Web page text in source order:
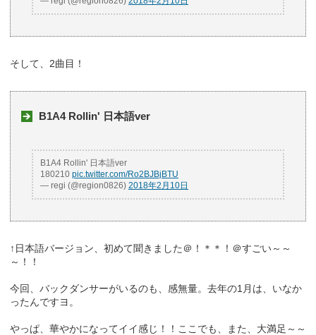
そして、2曲目！
B1A4 Rollin' 日本語ver
B1A4 Rollin' 日本語ver
180210 pic.twitter.com/Ro2BJBjBTU
— regi (@region0826) 2018年2月10日
↑日本語バージョン、初めて聞きました＠！＊＊！＠すごい～～
～！！
今回、バックダンサーがいるのも、感無量。去年の1月は、いなか
ったんですヨ。
やっぱ、華やかになってイイ感じ！！ここでも、また、大満足～～